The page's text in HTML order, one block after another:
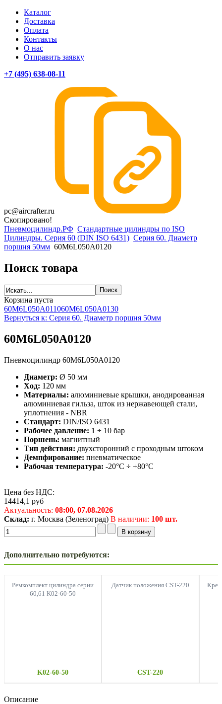
Каталог
Доставка
Оплата
Контакты
О нас
Отправить заявку
+7 (495) 638-08-11
pc@aircrafter.ru
Скопировано!
Пневмоцилиндр.РФ Стандартные цилиндры по ISO
Цилиндры. Серия 60 (DIN ISO 6431) Серия 60. Диаметр
поршня 50мм 60M6L050A0120
Поиск товара
Корзина пуста
60M6L050A011060M6L050A0130
Вернуться к: Серия 60. Диаметр поршня 50мм
60M6L050A0120
Пневмоцилиндр 60M6L050A0120
Диаметр: Ø 50 мм
Ход: 120 мм
Материалы: алюминиевые крышки, анодированная
алюминиевая гильза, шток из нержавеющей стали,
уплотнения - NBR
Стандарт: DIN/ISO 6431
Рабочее давление: 1 ÷ 10 бар
Поршень: магнитный
Тип действия: двухсторонний с проходным штоком
Демпфирование: пневматическое
Рабочая температура: -20°C ÷ +80°C
Цена без НДС:
14414,1 руб
Актуальность: 08:00, 07.08.2026
Склад: г. Москва (Зеленоград) В наличии: 100 шт.
Дополнительно потребуются:
Ремкомплект цилиндра серии
60,61 K02-60-50
K02-60-50
Датчик положения CST-220
CST-220
Описание